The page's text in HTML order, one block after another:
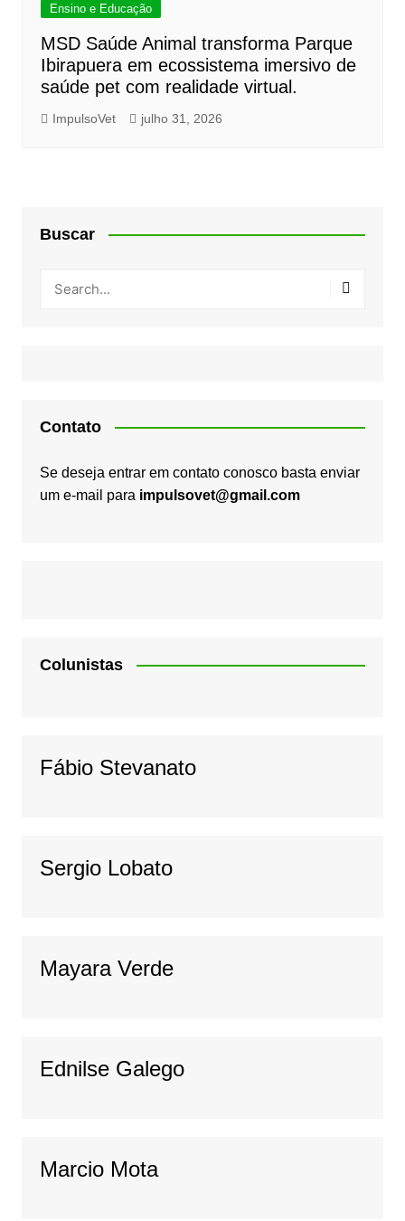
Ensino e Educação
MSD Saúde Animal transforma Parque
Ibirapuera em ecossistema imersivo de
saúde pet com realidade virtual.
ImpulsoVet julho 31, 2026
Buscar
Contato
Se deseja entrar em contato conosco basta enviar
um e-mail para impulsovet@gmail.com
Colunistas
Fábio Stevanato
Sergio Lobato
Mayara Verde
Ednilse Galego
Marcio Mota